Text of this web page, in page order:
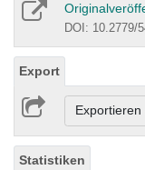
DOI: 10.2779/
Export
Statistiken